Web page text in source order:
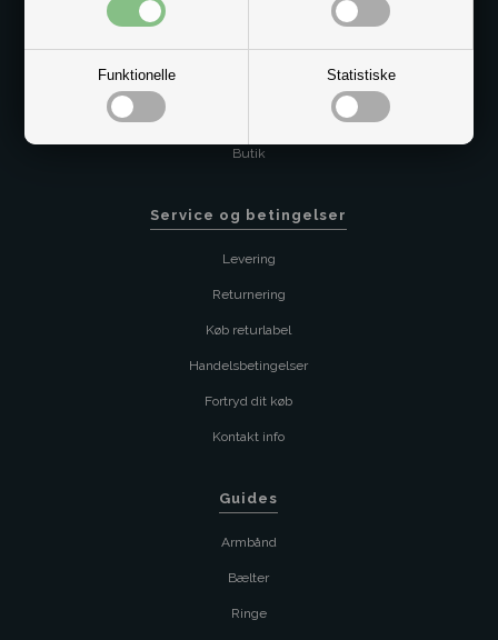
Funktionelle Statistiske
Kundeservice@bestman.dk
CVR 33496362 Thol Aps
Butik
Service og betingelser
Levering
Returnering
Køb returlabel
Handelsbetingelser
Fortryd dit køb
Kontakt info
Guides
Armbånd
Bælter
Ringe